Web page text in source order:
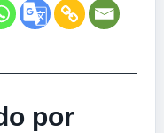
por